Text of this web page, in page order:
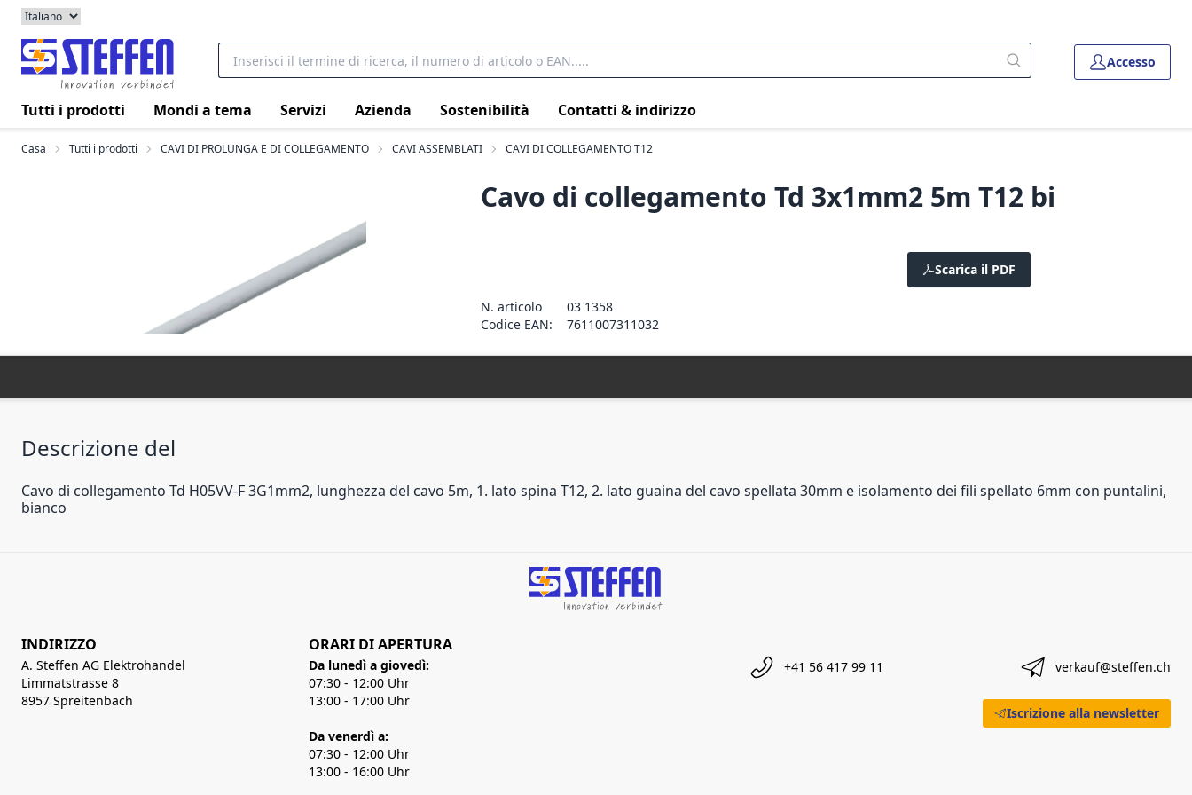
Accesso
Tutti i prodotti Mondi a tema Servizi Azienda Sostenibilità Contatti & indirizzo
Casa Tutti i prodotti CAVI DI PROLUNGA E DI COLLEGAMENTO CAVI ASSEMBLATI CAVI DI COLLEGAMENTO T12
Cavo di collegamento Td 3x1mm2 5m T12 bi
Scarica il PDF
N. articolo
03 1358
Codice EAN:
7611007311032
Descrizione del
Cavo di collegamento Td H05VV-F 3G1mm2, lunghezza del cavo 5m, 1. lato spina T12, 2. lato guaina del cavo spellata 30mm e isolamento dei fili spellato 6mm con puntalini,
bianco
INDIRIZZO
A. Steffen AG Elektrohandel
Limmatstrasse 8
8957 Spreitenbach
ORARI DI APERTURA
Da lunedì a giovedì:
07:30 - 12:00 Uhr
13:00 - 17:00 Uhr
Da venerdì a:
07:30 - 12:00 Uhr
13:00 - 16:00 Uhr
+41 56 417 99 11 verkauf@steffen.ch
Iscrizione alla newsletter